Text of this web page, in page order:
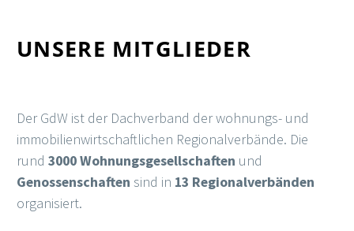
UNSERE MITGLIEDER
Der GdW ist der Dachverband der wohnungs- und
immobilienwirtschaftlichen Regionalverbände. Die
rund 3000 Wohnungsgesellschaften und
Genossenschaften sind in 13 Regionalverbänden
organisiert.